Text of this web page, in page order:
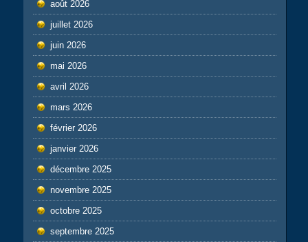
août 2026
juillet 2026
juin 2026
mai 2026
avril 2026
mars 2026
février 2026
janvier 2026
décembre 2025
novembre 2025
octobre 2025
septembre 2025